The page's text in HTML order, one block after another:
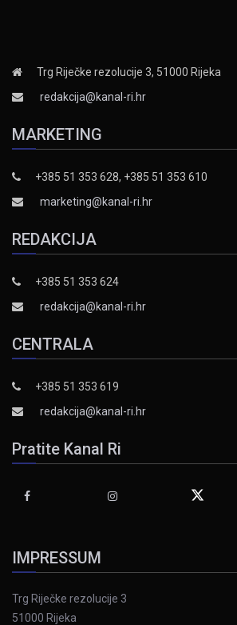
Trg Riječke rezolucije 3, 51000 Rijeka
redakcija@kanal-ri.hr
MARKETING
+385 51 353 628, +385 51 353 610
marketing@kanal-ri.hr
REDAKCIJA
+385 51 353 624
redakcija@kanal-ri.hr
CENTRALA
+385 51 353 619
redakcija@kanal-ri.hr
Pratite Kanal Ri
IMPRESSUM
Trg Riječke rezolucije 3
51000 Rijeka